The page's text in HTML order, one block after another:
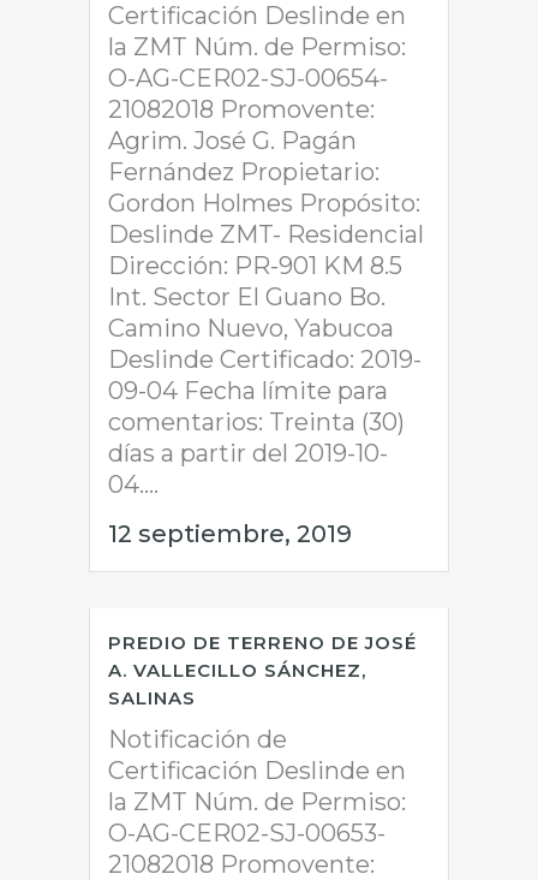
Certificación Deslinde en
la ZMT Núm. de Permiso:
O-AG-CER02-SJ-00654-
21082018 Promovente:
Agrim. José G. Pagán
Fernández Propietario:
Gordon Holmes Propósito:
Deslinde ZMT- Residencial
Dirección: PR-901 KM 8.5
Int. Sector El Guano Bo.
Camino Nuevo, Yabucoa
Deslinde Certificado: 2019-
09-04 Fecha límite para
comentarios: Treinta (30)
días a partir del 2019-10-
04....
12 septiembre, 2019
PREDIO DE TERRENO DE JOSÉ
A. VALLECILLO SÁNCHEZ,
SALINAS
Notificación de
Certificación Deslinde en
la ZMT Núm. de Permiso:
O-AG-CER02-SJ-00653-
21082018 Promovente: